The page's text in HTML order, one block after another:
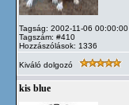
Tagság: 2002-11-06 00:00:00
Tagszám: #410
Hozzászólások: 1336
Kiváló dolgozó
kis blue